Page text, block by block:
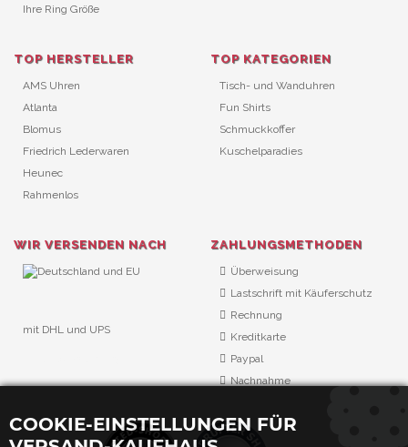
Ihre Ring Größe
TOP HERSTELLER
AMS Uhren
Atlanta
Blomus
Friedrich Lederwaren
Heunec
Rahmenlos
TOP KATEGORIEN
Tisch- und Wanduhren
Fun Shirts
Schmuckkoffer
Kuschelparadies
WIR VERSENDEN NACH
mit DHL und UPS
ZAHLUNGSMETHODEN
Überweisung
Lastschrift mit Käuferschutz
Rechnung
Kreditkarte
Paypal
Nachnahme
COOKIE-EINSTELLUNGEN FÜR